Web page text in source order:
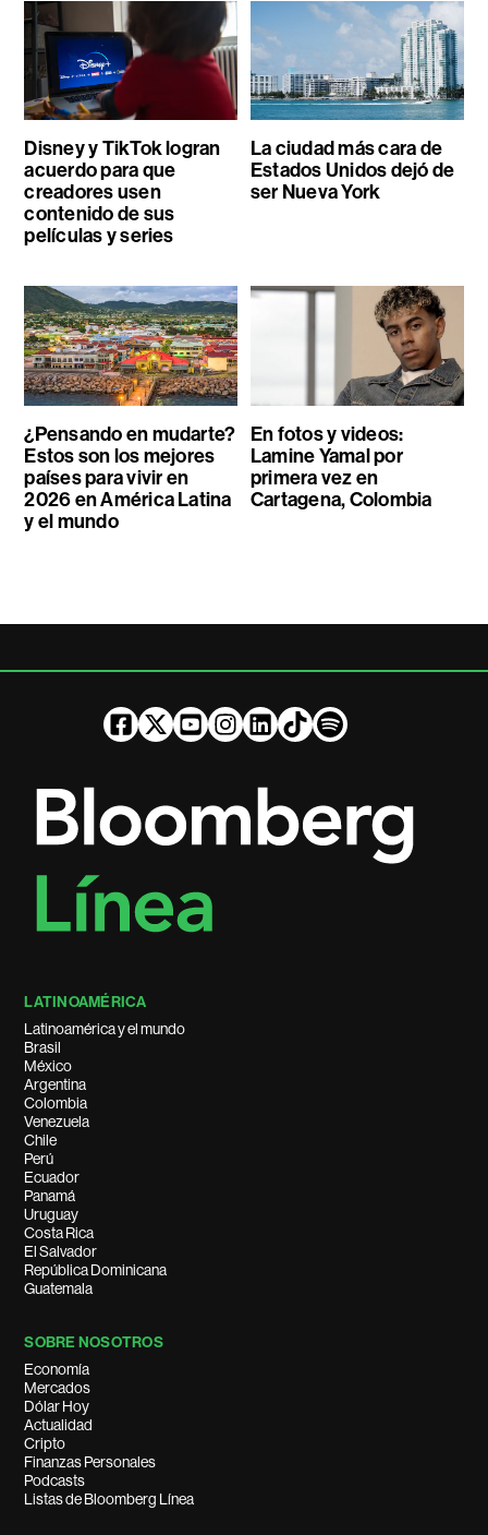
Disney y TikTok logran
acuerdo para que
creadores usen
contenido de sus
películas y series
La ciudad más cara de
Estados Unidos dejó de
ser Nueva York
¿Pensando en mudarte?
Estos son los mejores
países para vivir en
2026 en América Latina
y el mundo
En fotos y videos:
Lamine Yamal por
primera vez en
Cartagena, Colombia
LATINOAMÉRICA
Latinoamérica y el mundo
Brasil
México
Argentina
Colombia
Venezuela
Chile
Perú
Ecuador
Panamá
Uruguay
Costa Rica
El Salvador
República Dominicana
Guatemala
SOBRE NOSOTROS
Economía
Mercados
Dólar Hoy
Actualidad
Cripto
Finanzas Personales
Podcasts
Listas de Bloomberg Línea